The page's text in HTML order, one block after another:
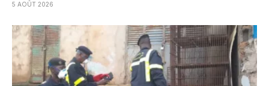
5 AOÛT 2026